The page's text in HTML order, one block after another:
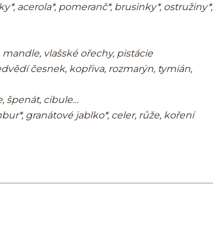
acerola*, pomeranč*, brusinky*, ostružiny*,
vlašské ořechy, pistácie
česnek, kopřiva, rozmarýn, tymián,
špenát, cibule…
granátové jablko*, celer, růže, koření